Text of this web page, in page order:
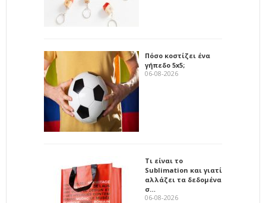
Πόσο κοστίζει ένα
γήπεδο 5x5;
06-08-2026
Τι είναι το
Sublimation και γιατί
αλλάζει τα δεδομένα
σ…
06-08-2026